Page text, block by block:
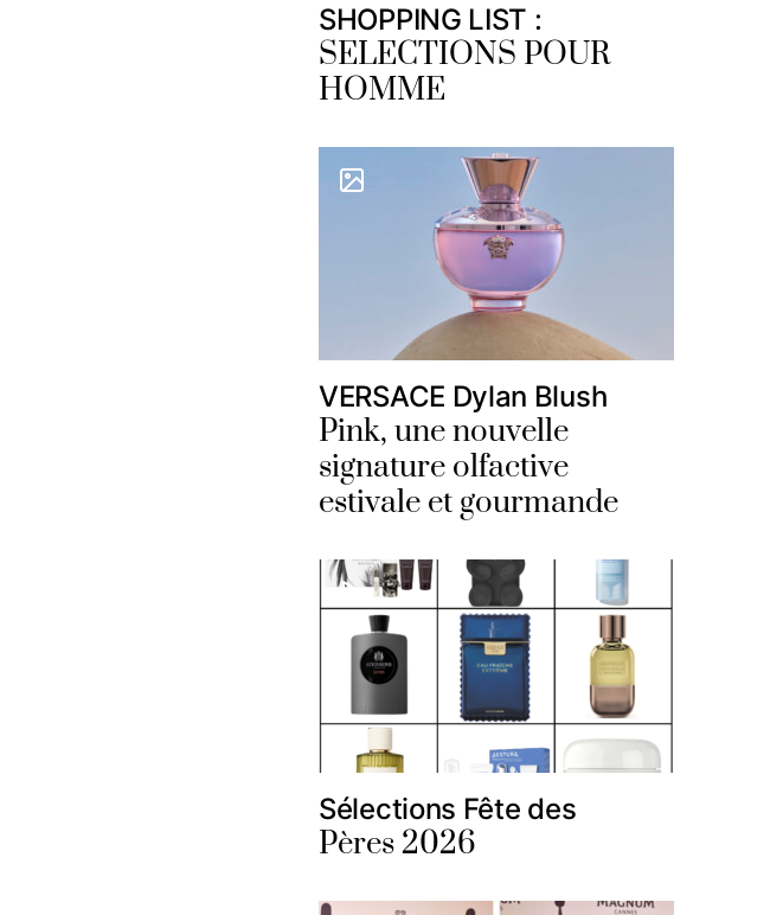
SHOPPING LIST :
SELECTIONS POUR
HOMME
VERSACE Dylan Blush
Pink, une nouvelle
signature olfactive
estivale et gourmande
Sélections Fête des
Pères 2026